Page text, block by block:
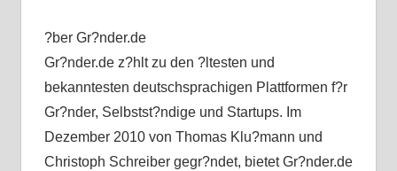
?ber Gr?nder.de
Gr?nder.de z?hlt zu den ?ltesten und
bekanntesten deutschsprachigen Plattformen f?r
Gr?nder, Selbstst?ndige und Startups. Im
Dezember 2010 von Thomas Klu?mann und
Christoph Schreiber gegr?ndet, bietet Gr?nder.de